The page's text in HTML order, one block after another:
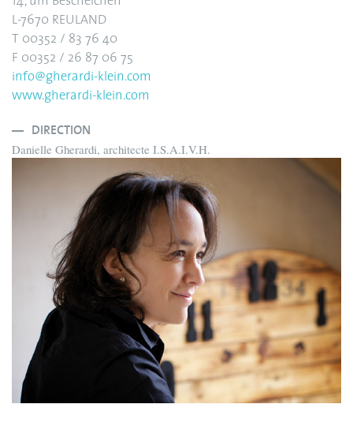
L-7670 REULAND
T 00352 / 83 76 40
F 00352 / 26 87 06 75
info@gherardi-klein.com
www.gherardi-klein.com
DIRECTION
Danielle Gherardi, architecte I.S.A.I.V.H.